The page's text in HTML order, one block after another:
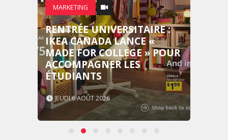
MARKETING
RENTRÉE UNIVERSITAIRE :
IKEA CANADA LANCE «
MADE FOR COLLEGE » POUR
ACCOMPAGNER LES
ÉTUDIANTS
JEUDI 6 AOÛT 2026